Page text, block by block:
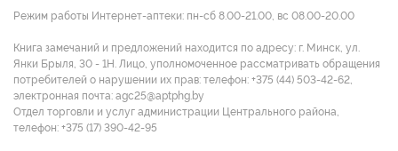
Режим работы Интернет-аптеки: пн-сб 8.00-21.00, вс 08.00-20.00
Книга замечаний и предложений находится по адресу: г. Минск, ул.
Янки Брыля, 30 - 1Н. Лицо, уполномоченное рассматривать обращения
потребителей о нарушении их прав: телефон: +375 (44) 503-42-62,
электронная почта: agc25@aptphg.by
Отдел торговли и услуг администрации Центрального района,
телефон: +375 (17) 390-42-95